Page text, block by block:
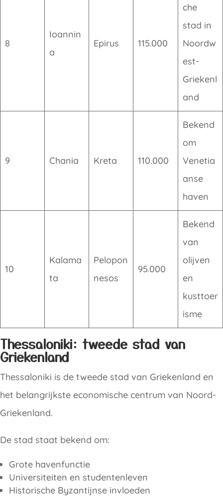
8
Ioannin
a
Epirus 115.000
che
stad in
Noordw
est-
Griekenl
and
9 Chania Kreta 110.000
Bekend
om
Venetia
anse
haven
10
Kalama
ta
Pelopon
nesos
95.000
Bekend
van
olijven
en
kusttoer
isme
Thessaloniki: tweede stad van
Griekenland
Thessaloniki is de tweede stad van Griekenland en
het belangrijkste economische centrum van Noord-
Griekenland.
De stad staat bekend om:
Grote havenfunctie
Universiteiten en studentenleven
Historische Byzantijnse invloeden